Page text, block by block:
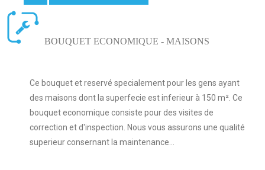
BOUQUET ECONOMIQUE - MAISONS
Ce bouquet et reservé specialement pour les gens ayant
des maisons dont la superfecie est inferieur à 150 m². Ce
bouquet economique consiste pour des visites de
correction et d'inspection. Nous vous assurons une qualité
superieur consernant la maintenance...